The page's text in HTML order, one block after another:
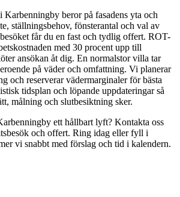
Karbenningby beror på fasadens yta och
ställningsbehov, fönsterantal och val av
får du en fast och tydlig offert. ROT-
med 30 procent upp till
ansökan åt dig. En normalstor villa tar
på väder och omfattning. Vi planerar
och reserverar vädermarginaler för bästa
tidsplan och löpande uppdateringar så
målning och slutbesiktning sker.
ett hållbart lyft? Kontakta oss
och offert. Ring idag eller fyll i
vi snabbt med förslag och tid i kalendern.